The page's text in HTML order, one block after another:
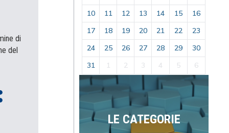
di
del
10
11 12 13 14 15
16
17
18 19 20 21 22
23
24
25 26 27 28 29
30
31
1 2 3 4 5 6
LE CATEGORIE